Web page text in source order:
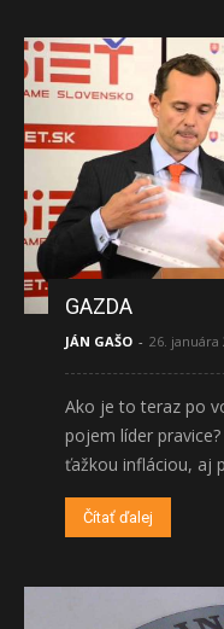
GAZDA
JÁN GAŠO - 26. januára
Ako je to teraz po
pojem líder
ťažkou infláciou, aj
Čítať ďalej